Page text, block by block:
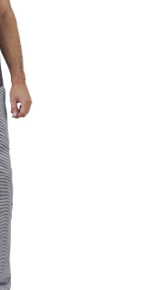
Pre firmy
lôg
Reklamačný poriadok
zmluvy
osobných údajov